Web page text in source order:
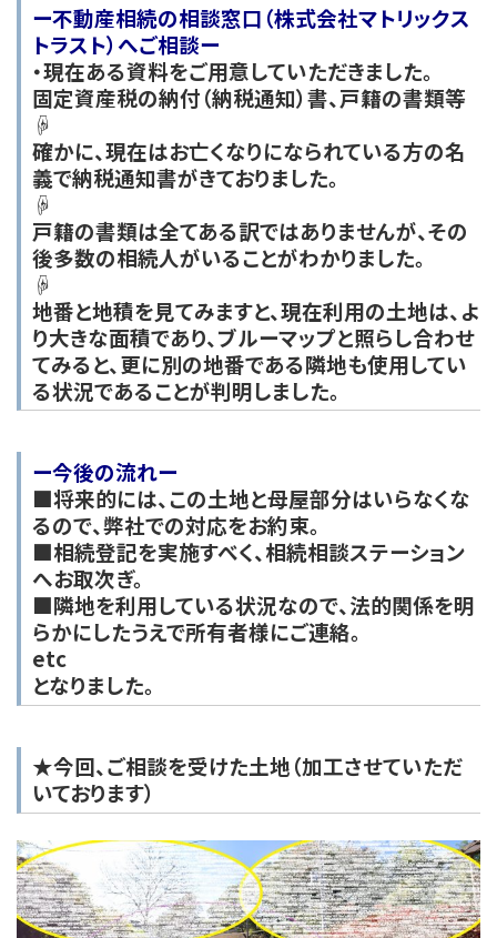
ー不動産相続の相談窓口（株式会社マトリックス
トラスト）へご相談ー
・現在ある資料をご用意していただきました。
固定資産税の納付（納税通知）書、戸籍の書類等
☟
確かに、現在はお亡くなりになられている方の名
義で納税通知書がきておりました。
☟
戸籍の書類は全てある訳ではありませんが、その
後多数の相続人がいることがわかりました。
☟
地番と地積を見てみますと、現在利用の土地は、よ
り大きな面積であり、ブルーマップと照らし合わせ
てみると、更に別の地番である隣地も使用してい
る状況であることが判明しました。
ー今後の流れー
■将来的には、この土地と母屋部分はいらなくな
るので、弊社での対応をお約束。
■相続登記を実施すべく、相続相談ステーション
へお取次ぎ。
■隣地を利用している状況なので、法的関係を明
らかにしたうえで所有者様にご連絡。
etc
となりました。
★今回、ご相談を受けた土地（加工させていただ
いております）